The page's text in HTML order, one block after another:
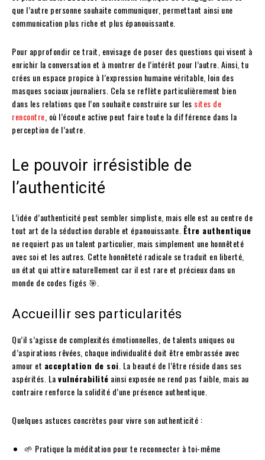
que l’autre personne souhaite communiquer, permettant ainsi une
communication plus riche et plus épanouissante.
Pour approfondir ce trait, envisage de poser des questions qui visent à
enrichir la conversation et à montrer de l’intérêt pour l’autre. Ainsi, tu
crées un espace propice à l’expression humaine véritable, loin des
masques sociaux journaliers. Cela se reflète particulièrement bien
dans les relations que l’on souhaite construire sur les sites de
rencontre , où l’écoute active peut faire toute la différence dans la
perception de l’autre.
Le pouvoir irrésistible de
l’authenticité
L’idée d’authenticité peut sembler simpliste, mais elle est au centre de
tout art de la séduction durable et épanouissante. Être authentique
ne requiert pas un talent particulier, mais simplement une honnêteté
avec soi et les autres. Cette honnêteté radicale se traduit en liberté,
un état qui attire naturellement car il est rare et précieux dans un
monde de codes figés 🎯.
Accueillir ses particularités
Qu’il s’agisse de complexités émotionnelles, de talents uniques ou
d’aspirations rêvées, chaque individualité doit être embrassée avec
amour et acceptation de soi . La beauté de l’être réside dans ses
aspérités. Lavulnérabilité ainsi exposée ne rend pas faible, mais au
contraire renforce la solidité d’une présence authentique.
Quelques astuces concrètes pour vivre son authenticité :
🌱 Pratique la méditation pour te reconnecter à toi-même